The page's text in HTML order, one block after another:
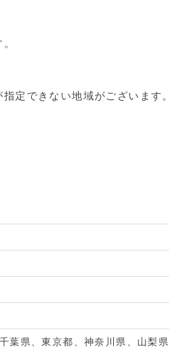
定できない地域がございます。
葉県、東京都、神奈川県、山梨県